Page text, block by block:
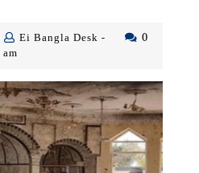
Ei Bangla Desk -
-
0